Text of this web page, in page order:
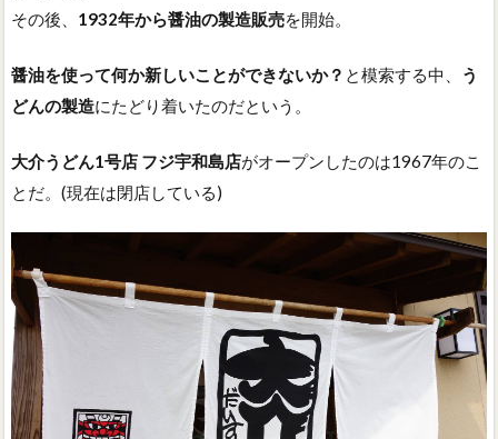
その後、 1932年から醤油の製造販売を開始。
醤油を使って何か新しいことができないか？ と模索する中、
う
どんの製造にたどり着いたのだという。
大介うどん1号店 フジ宇和島店がオープンしたのは1967年のこ
とだ。(現在は閉店している)